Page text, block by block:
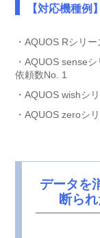
【対応機種例】
・AQUOS Rシリ
・AQUOS sense
依頼数No. 1
・AQUOS wishシ
・AQUOS zeroシ
データを
断ら